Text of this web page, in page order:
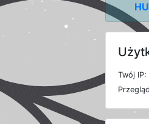
Twój IP:
Przegląd